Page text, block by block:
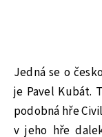
Jedná se o
je Pavel Kubát.
podobná hře
v jeho hře